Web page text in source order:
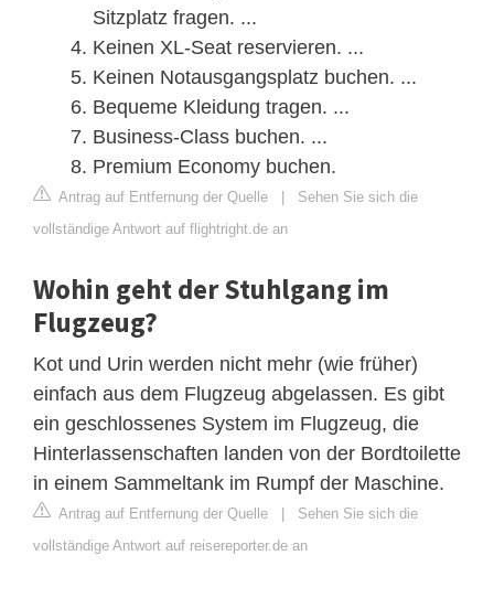
Sitzplatz fragen. ...
Keinen XL-Seat reservieren. ...
Keinen Notausgangsplatz buchen. ...
Bequeme Kleidung tragen. ...
Business-Class buchen. ...
Premium Economy buchen.
Antrag auf Entfernung der Quelle | Sehen Sie sich die
vollständige Antwort auf flightright.de an
Wohin geht der Stuhlgang im
Flugzeug?
Kot und Urin werden nicht mehr (wie früher)
einfach aus dem Flugzeug abgelassen. Es gibt
ein geschlossenes System im Flugzeug, die
Hinterlassenschaften landen von der Bordtoilette
in einem Sammeltank im Rumpf der Maschine.
Antrag auf Entfernung der Quelle | Sehen Sie sich die
vollständige Antwort auf reisereporter.de an